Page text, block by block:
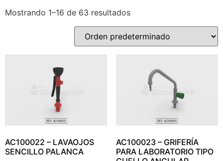
Mostrando 1–16 de 63 resultados
AC100022 – LAVAOJOS
SENCILLO PALANCA
AC100023 – GRIFERÍA
PARA LABORATORIO TIPO